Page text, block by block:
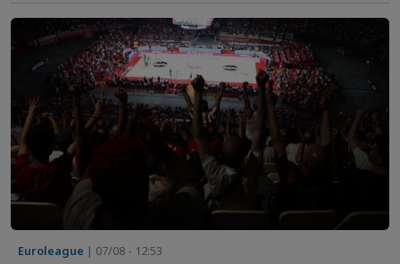
Euroleague | 07/08 - 12:53